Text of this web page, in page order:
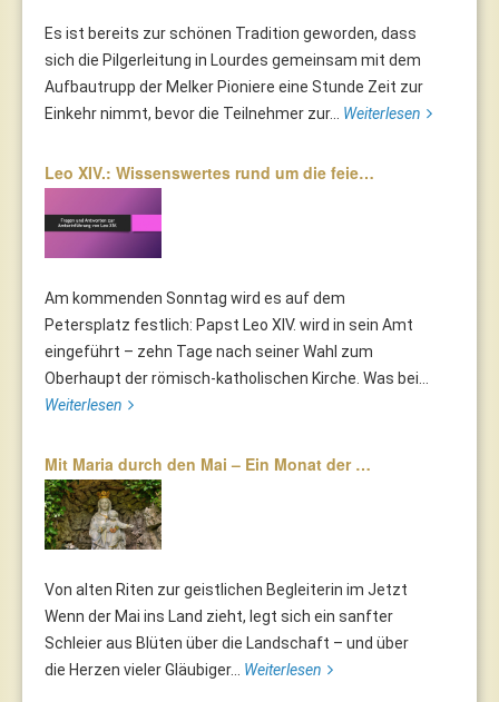
Es ist bereits zur schönen Tradition geworden, dass
sich die Pilgerleitung in Lourdes gemeinsam mit dem
Aufbautrupp der Melker Pioniere eine Stunde Zeit zur
Einkehr nimmt, bevor die Teilnehmer zur... Weiterlesen
Leo XIV.: Wissenswertes rund um die feie…
Am kommenden Sonntag wird es auf dem
Petersplatz festlich: Papst Leo XIV. wird in sein Amt
eingeführt – zehn Tage nach seiner Wahl zum
Oberhaupt der römisch-katholischen Kirche. Was bei...
Weiterlesen
Mit Maria durch den Mai – Ein Monat der …
Von alten Riten zur geistlichen Begleiterin im Jetzt
Wenn der Mai ins Land zieht, legt sich ein sanfter
Schleier aus Blüten über die Landschaft – und über
die Herzen vieler Gläubiger... Weiterlesen